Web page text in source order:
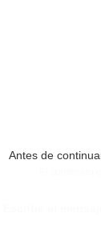
El contenido
Antes de